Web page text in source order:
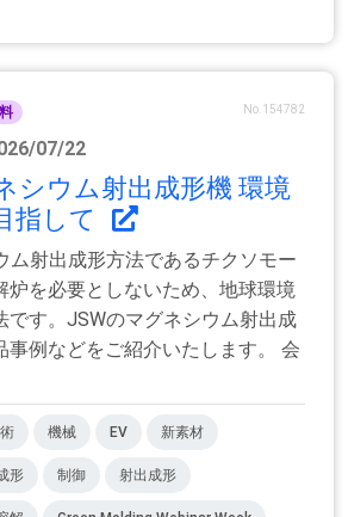
No.154782
07/22
シウム射出成形機 環境
指して
ム射出成形方法であるチクソモー
炉を必要としないため、地球環境
です。JSWのマグネシウム射出成
事例などをご紹介いたします。 会
機械 EV 新素材
形 制御 射出成形